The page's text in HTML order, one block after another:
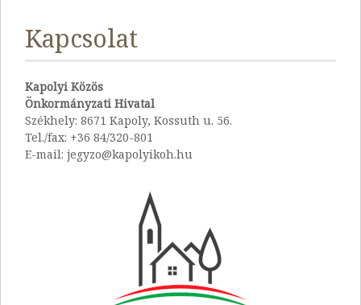
Kapcsolat
Kapolyi Közös
Önkormányzati Hivatal
Székhely: 8671 Kapoly, Kossuth u. 56.
Tel./fax: +36 84/320-801
E-mail: jegyzo@kapolyikoh.hu